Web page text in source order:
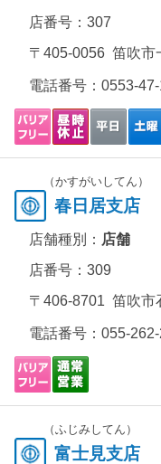
店番号：307
〒405-0056 笛吹市
電話番号： 0553-
（かすがいしてん）
春日居支店
店舗種別： 店舗
店番号：309
〒406-8701 笛吹市
電話番号： 055-
（ふじみしてん）
富士見支店